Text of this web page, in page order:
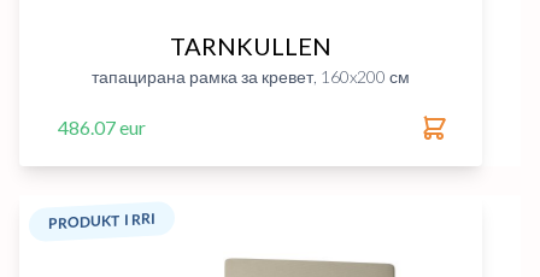
TARNKULLEN
тапацирана рамка за кревет, 160x200 см
486.07 eur
PRODUKT I RRI